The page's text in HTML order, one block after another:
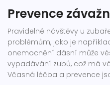
Prevence
Pravidelné návštěvy u
problémům, jako je
onemocnění dásní může
vypadávání zubů, což má
Včasná léčba a prevence